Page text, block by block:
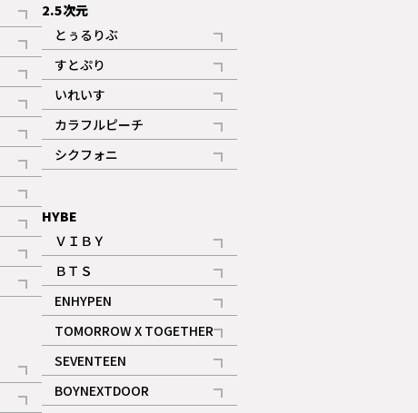
2.5次元
とぅるりぶ
記事
すとぷり
記事
ギャラリー
いれいす
記事
ギャラリー
カラフルピーチ
記事
シクフォニ
記事
HYBE
ＶＩＢＹ
記事
ＢＴＳ
記事
ENHYPEN
記事
TOMORROW X TOGETHER
記事
ギャラリー
SEVENTEEN
記事
BOYNEXTDOOR